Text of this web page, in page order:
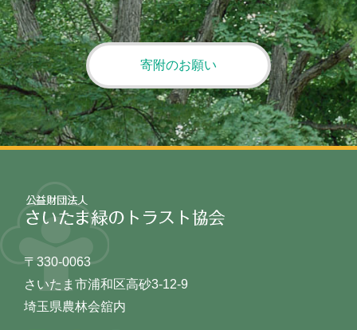
寄附のお願い
〒330-0063
さいたま市浦和区高砂3-12-9
埼玉県農林会舘内